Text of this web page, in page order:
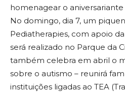
homenagear o aniversariante
No domingo, dia 7, um
Pediatherapies, com apoio
será realizado no Parque da
também celebra em abril o
sobre o autismo – reunirá
instituições ligadas ao TEA